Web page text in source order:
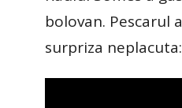
bolovan. Pescarul
surpriza